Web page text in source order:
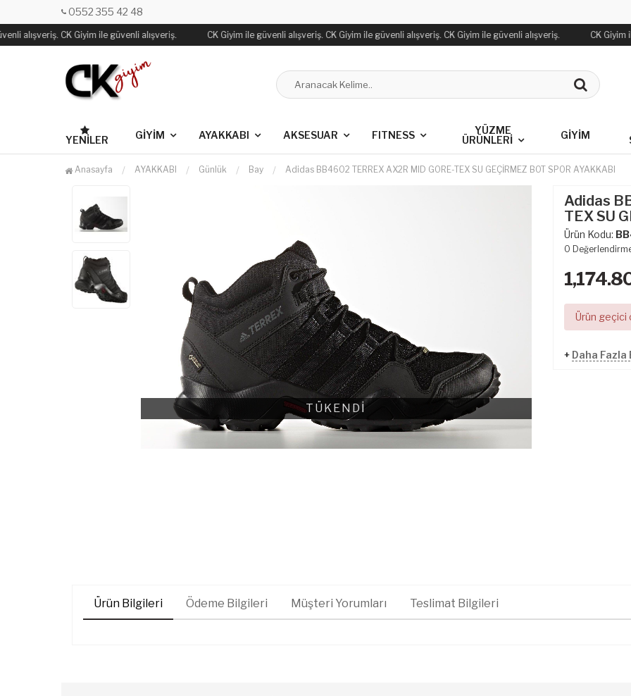
0552 355 42 48
alışveriş. CK Giyim ile güvenli alışveriş. CK Giyim ile güvenli alışveriş. CK Giyim ile güvenli alışveriş. CK Giyim ile güvenli alışveriş. CK Giyim
YENILER GİYİM AYAKKABI AKSESUAR FITNESS
YÜZME
ÜRÜNLERİ
GİYİM
Anasayfa AYAKKABI Günlük Bay Adidas BB4602 TERREX AX2R MID GORE-TEX SU GEÇİRMEZ BOT SPOR AYAKKABI
TÜKENDİ
Adidas
TEX SU
Ürün Kodu:
0
Ürün geçici
+ Daha Fazla
Ürün Bilgileri Ödeme Bilgileri Müşteri Yorumları Teslimat Bilgileri